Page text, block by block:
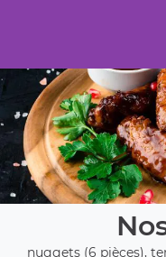
nuggets (6 pièces),